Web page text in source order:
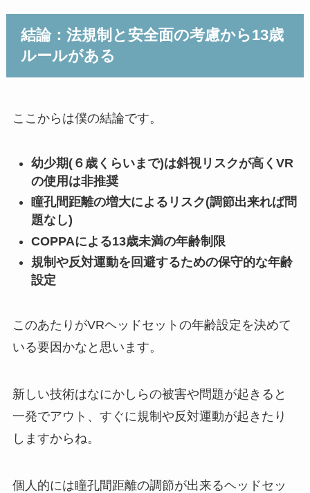
結論：法規制と安全面の考慮から13歳
ルールがある
ここからは僕の結論です。
幼少期(６歳くらいまで)は斜視リスクが高くVR
の使用は非推奨
瞳孔間距離の増大によるリスク(調節出来れば問
題なし)
COPPAによる13歳未満の年齢制限
規制や反対運動を回避するための保守的な年齢
設定
このあたりがVRヘッドセットの年齢設定を決めて
いる要因かなと思います。
新しい技術はなにかしらの被害や問題が起きると
一発でアウト、すぐに規制や反対運動が起きたり
しますからね。
個人的には瞳孔間距離の調節が出来るヘッドセッ